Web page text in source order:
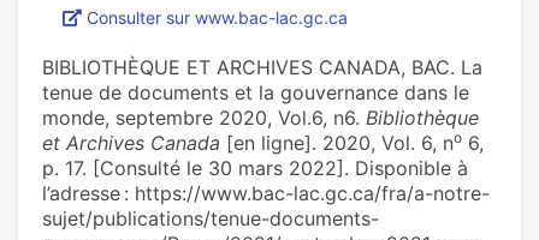
Consulter sur www.bac-lac.gc.ca
BIBLIOTHÈQUE ET ARCHIVES CANADA, BAC. La
tenue de documents et la gouvernance dans le
monde, septembre 2020, Vol.6, n6. Bibliothèque
et Archives Canada [en ligne]. 2020, Vol. 6, no 6,
p. 17. [Consulté le 30 mars 2022]. Disponible à
l’adresse : https://www.bac-lac.gc.ca/fra/a-notre-
sujet/publications/tenue-documents-